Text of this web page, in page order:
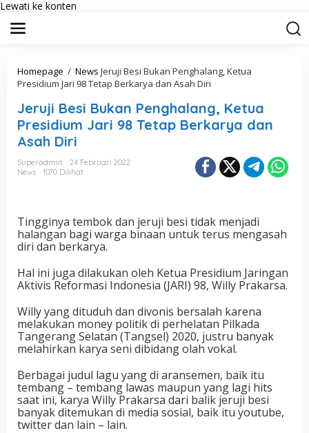
Lewati ke konten
Homepage / News Jeruji Besi Bukan Penghalang, Ketua
Presidium Jari 98 Tetap Berkarya dan Asah Diri
Jeruji Besi Bukan Penghalang, Ketua
Presidium Jari 98 Tetap Berkarya dan
Asah Diri
Superadmin
24 Februari 2022
News
1070 Dilihat
Tingginya tembok dan jeruji besi tidak menjadi
halangan bagi warga binaan untuk terus mengasah
diri dan berkarya.
Hal ini juga dilakukan oleh Ketua Presidium Jaringan
Aktivis Reformasi Indonesia (JARI) 98, Willy Prakarsa.
Willy yang dituduh dan divonis bersalah karena
melakukan money politik di perhelatan Pilkada
Tangerang Selatan (Tangsel) 2020, justru banyak
melahirkan karya seni dibidang olah vokal.
Berbagai judul lagu yang di aransemen, baik itu
tembang – tembang lawas maupun yang lagi hits
saat ini, karya Willy Prakarsa dari balik jeruji besi
banyak ditemukan di media sosial, baik itu youtube,
twitter dan lain – lain.